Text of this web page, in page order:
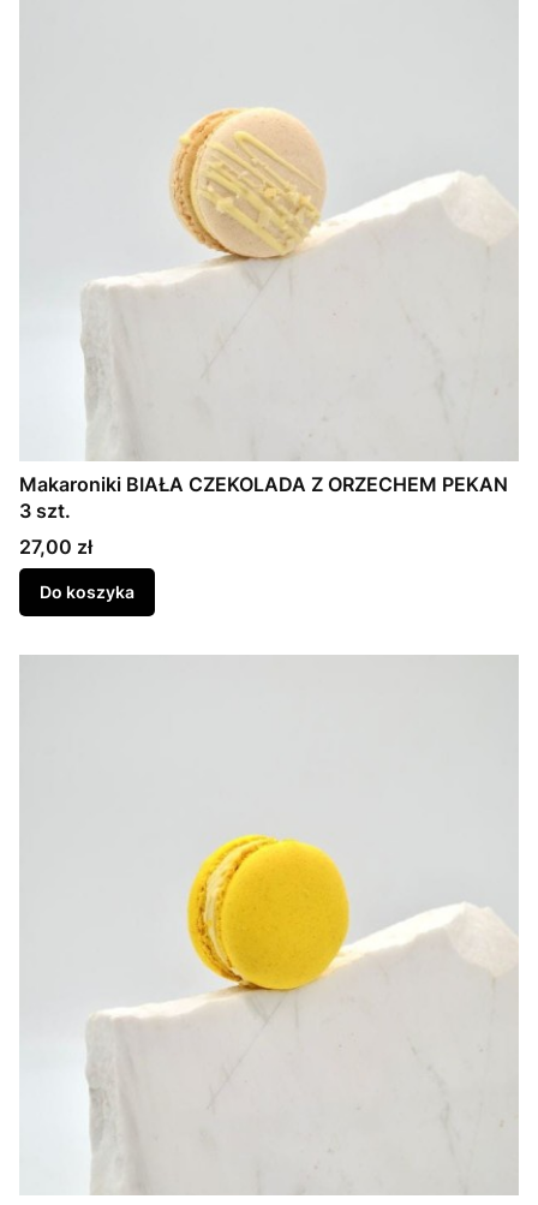
Makaroniki BIAŁA CZEKOLADA Z ORZECHEM PEKAN
3 szt.
Cena
27,00 zł
Do koszyka